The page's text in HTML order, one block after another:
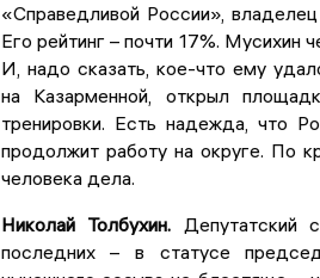
«Справедливой России»,
Его рейтинг – почти 17%. Мусихин
И, надо сказать, кое-что ему
на Казарменной, открыл
тренировки. Есть надежда, что
продолжит работу на округе. По
человека дела.
Николай Толбухин.
последних – в статусе